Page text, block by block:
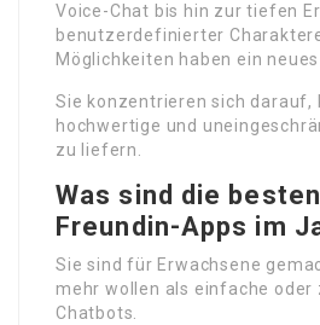
Voice-Chat bis hin zur tiefen
benutzerdefinierter
Möglichkeiten haben ein
Sie konzentrieren sich darauf,
hochwertige und
zu liefern.
Was sind die
Freundin-Apps im
Sie sind für Erwachsene
mehr wollen als einfache oder
Chatbots.